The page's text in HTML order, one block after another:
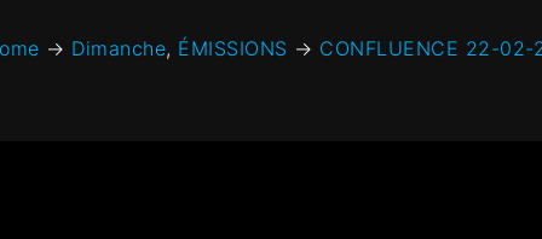
→ Dimanche, ÉMISSIONS → CONFLUENCE 22-02-